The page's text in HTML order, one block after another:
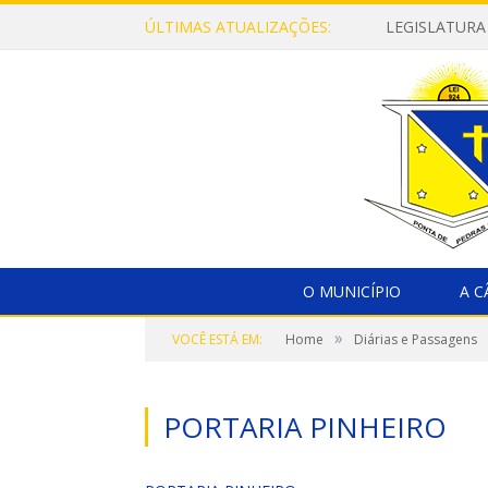
ÚLTIMAS ATUALIZAÇÕES:
O MUNICÍPIO A
VOCÊ ESTÁ EM: Home » Diárias e Passagens
PORTARIA PINHEIRO